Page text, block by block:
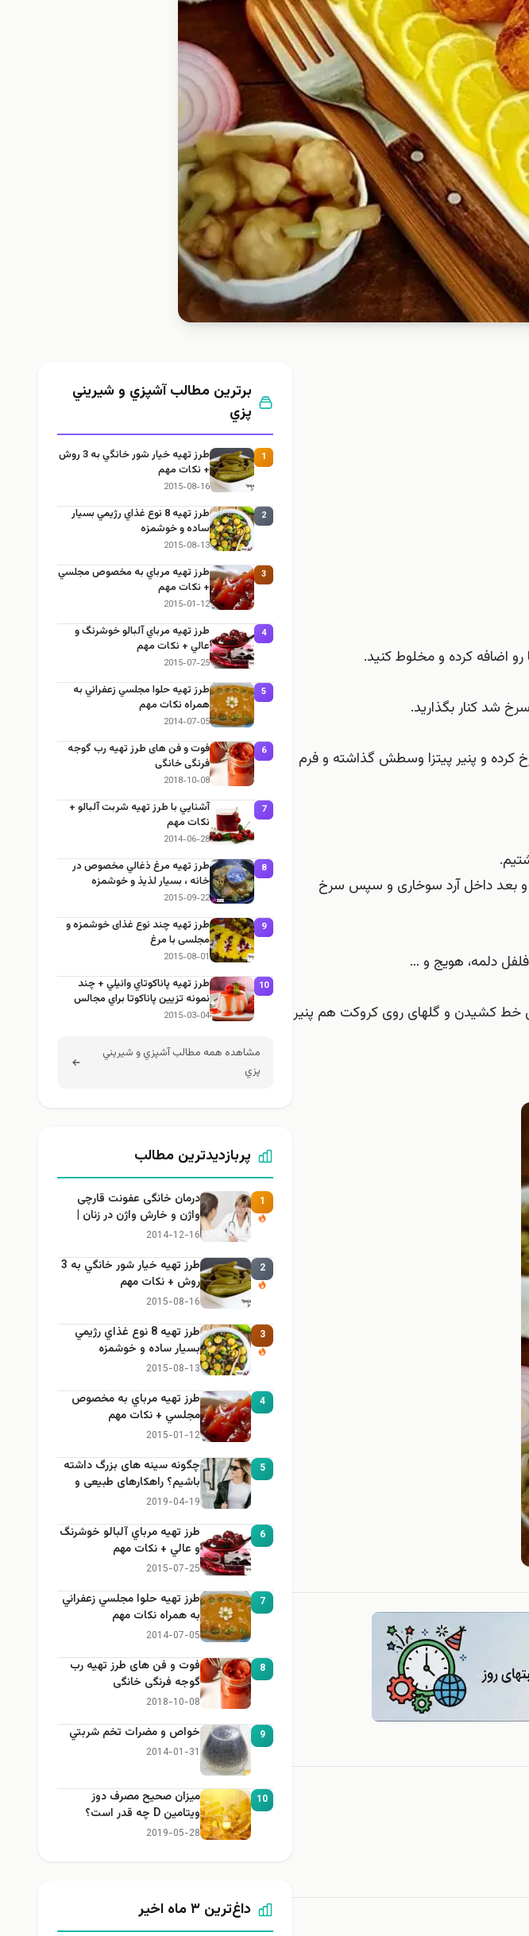
کرده و پنیر پیتزا وسطش گذاشته و فرم
و بعد داخل آرد سوخاری و سپس سرخ
خط کشیدن و گلهای روی کروکت هم پنیر
برترین مطالب آشپزي و شيريني
پزي
1
طرز تهيه خیار شور خانگي به 3 روش
+ نكات مهم
2015-08-16
2
طرز تهيه 8 نوع غذاي رژيمي بسيار
ساده و خوشمزه
2015-08-13
3
طرز تهيه مرباي به مخصوص مجلسي
+ نكات مهم
2015-01-12
4
طرز تهيه مرباي آلبالو خوشرنگ و
عالي + نكات مهم
2015-07-25
5
طرز تهيه حلوا مجلسي زعفراني به
همراه نكات مهم
2014-07-05
6
فوت و فن های طرز تهیه رب گوجه
فرنگی خانگی
2018-10-08
7
آشنايي با طرز تهيه شربت آلبالو +
نكات مهم
2014-06-28
8
طرز تهيه مرغ ذغالي مخصوص در
خانه ، بسيار لذيذ و خوشمزه
2015-09-22
9
طرز تهيه چند نوع غذای خوشمزه و
مجلسی با مرغ
2015-08-01
10
طرز تهيه پاناكوتاي وانيلي + چند
نمونه تزيين پاناكوتا براي مجالس
2015-03-04
مشاهده همه مطالب آشپزي و شيريني
پزي
پربازدیدترین مطالب
1
درمان خانگی عفونت قارچی
واژن و خارش واژن در زنان |
راهنمای کامل، ایمن و کاربردی
2014-12-16
2
طرز تهيه خیار شور خانگي به 3
روش + نكات مهم
2015-08-16
3
طرز تهيه 8 نوع غذاي رژيمي
بسيار ساده و خوشمزه
2015-08-13
4
طرز تهيه مرباي به مخصوص
مجلسي + نكات مهم
2015-01-12
5
چگونه سینه های بزرگ داشته
باشیم؟ راهکارهای طبیعی و
خانگی برای بزرگ کردن سینه
2019-04-19
6
طرز تهيه مرباي آلبالو خوشرنگ
و عالي + نكات مهم
2015-07-25
7
طرز تهيه حلوا مجلسي زعفراني
به همراه نكات مهم
2014-07-05
8
فوت و فن های طرز تهیه رب
گوجه فرنگی خانگی
2018-10-08
9 خواص و مضرات تخم شربتي
2014-01-31
10
میزان صحیح مصرف دوز
ویتامین D چه قدر است؟
2019-05-28
داغ‌ترین ۳ ماه اخیر